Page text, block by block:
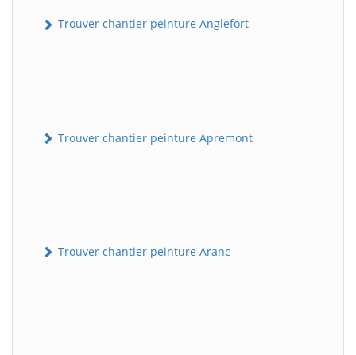
Trouver chantier peinture Anglefort
Trouver chantier peinture Apremont
Trouver chantier peinture Aranc